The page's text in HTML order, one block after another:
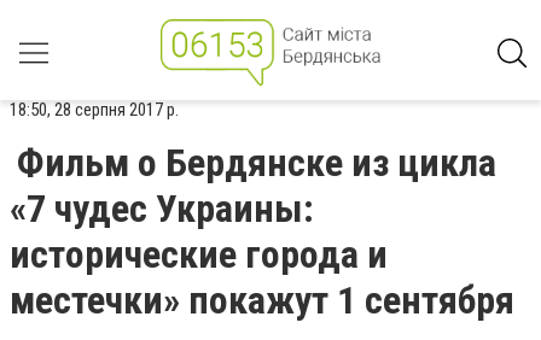
18:50, 28 серпня 2017 р.
Фильм о Бердянске из цикла
«7 чудес Украины:
исторические города и
местечки» покажут 1 сентября